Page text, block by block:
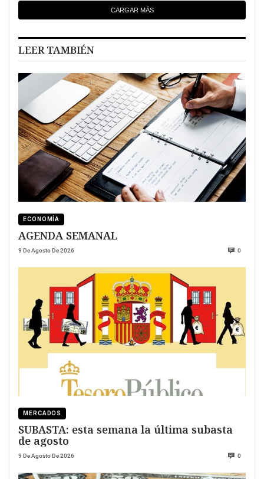
CARGAR MÁS
LEER TAMBIÉN
ECONOMÍA
AGENDA SEMANAL
9 De Agosto De 2026 0
MERCADOS
SUBASTA: esta semana la última subasta
de agosto
9 De Agosto De 2026 0